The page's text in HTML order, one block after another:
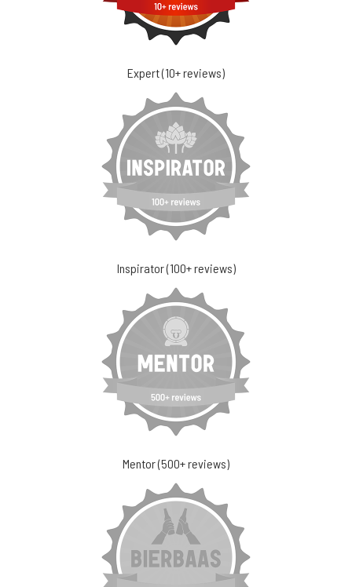
Expert (10+ reviews)
Inspirator (100+ reviews)
Mentor (500+ reviews)